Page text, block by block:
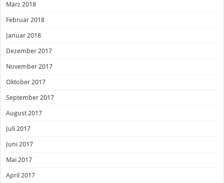
März 2018
Februar 2018
Januar 2018
Dezember 2017
November 2017
Oktober 2017
September 2017
August 2017
Juli 2017
Juni 2017
Mai 2017
April 2017